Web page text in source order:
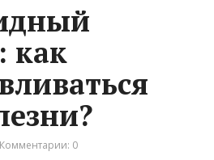
как
Комментарии: 0